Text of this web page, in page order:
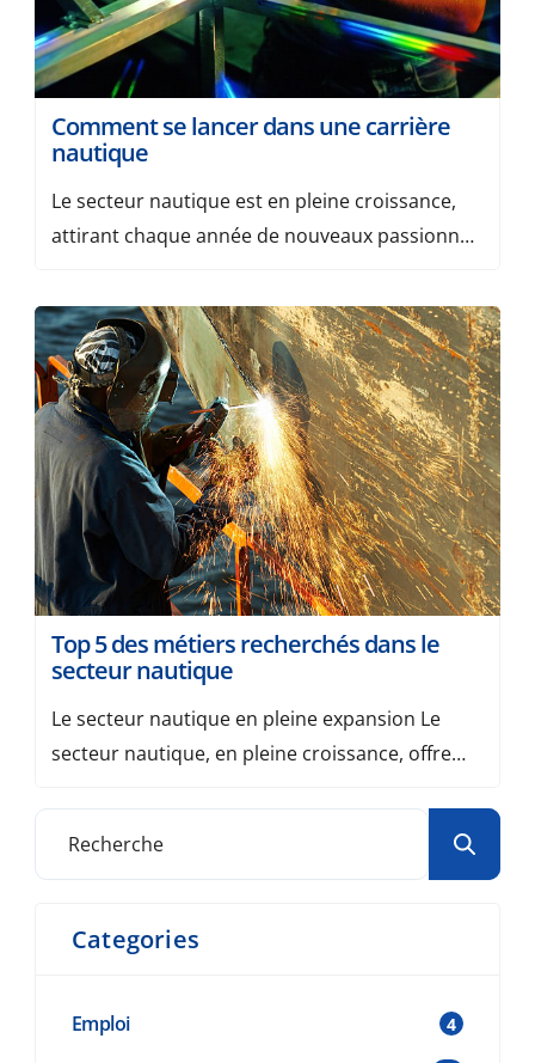
Comment se lancer dans une carrière
nautique
Le secteur nautique est en pleine croissance,
attirant chaque année de nouveaux passionnés
mer en une carrière à part entière. Que vous
rêviez de travailler sur un yacht de luxe, de
concevoir des navires innovants ou de gérer un
port, les opportunités sont nombreuses. Mais
par où commencer […]
Top 5 des métiers recherchés dans le
secteur nautique
Le secteur nautique en pleine expansion Le
secteur nautique, en pleine croissance, offre
à l’industrie maritime, au tourisme nautique, et
à la maintenance des embarcations. Que ce soit
manquent pas pour ceux qui souhaitent
travailler dans cet univers dynamique.
Categories
Emploi 4